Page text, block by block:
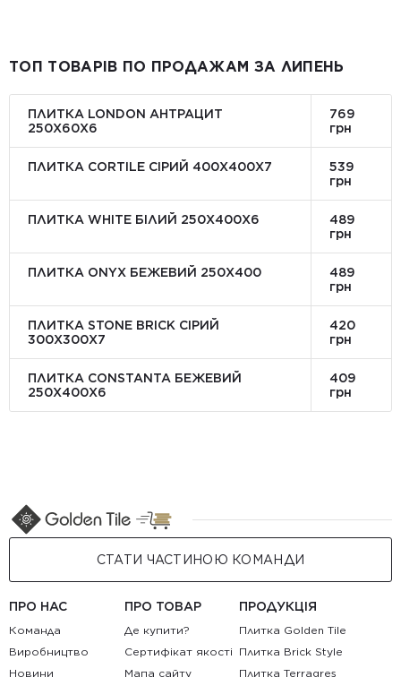
ТОП ТОВАРІВ ПО ПРОДАЖАМ ЗА ЛИПЕНЬ
ПЛИТКА LONDON АНТРАЦИТ
250Х60Х6
769
грн
ПЛИТКА CORTILE СІРИЙ 400X400X7
539
грн
ПЛИТКА WHITE БІЛИЙ 250Х400Х6
489
грн
ПЛИТКА ONYX БЕЖЕВИЙ 250X400
489
грн
ПЛИТКА STONE BRICK СІРИЙ
300Х300X7
420
грн
ПЛИТКА CONSTANTA БЕЖЕВИЙ
250Х400X6
409
грн
СТАТИ ЧАСТИНОЮ КОМАНДИ
ПРО НАС
Команда
Виробництво
Новини
ПРО ТОВАР
Де купити?
Сертифікат якості
Мапа сайту
ПРОДУКЦІЯ
Плитка Golden Tile
Плитка Brick Style
Плитка Terragres